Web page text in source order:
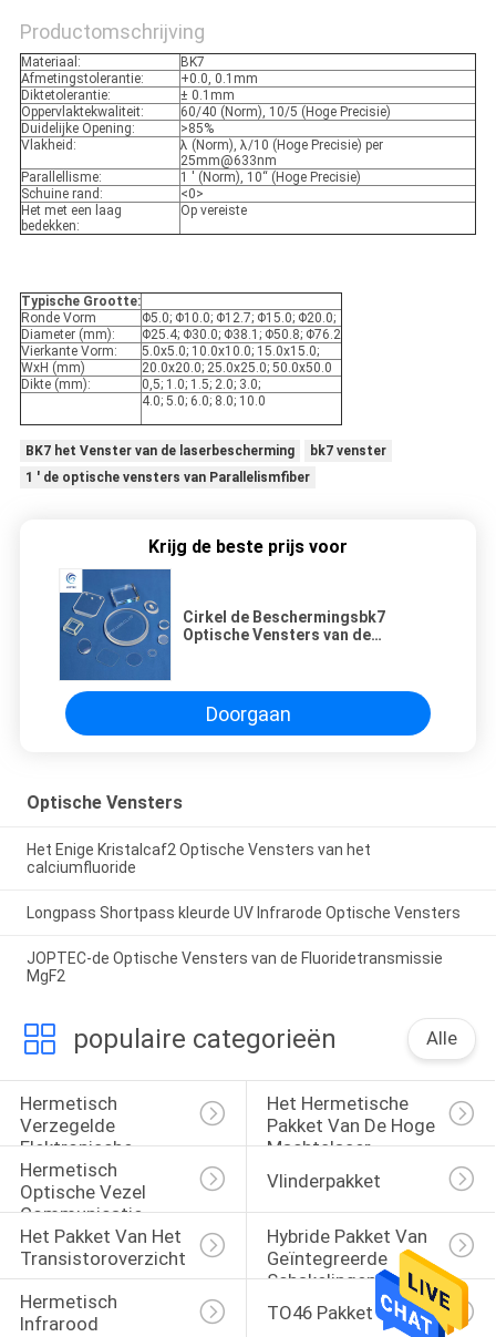
Productomschrijving
Materiaal:
BK7
Afmetingstolerantie:
+0.0, 0.1mm
Diktetolerantie:
± 0.1mm
Oppervlaktekwaliteit:
60/40 (Norm), 10/5 (Hoge Precisie)
Duidelijke Opening:
>85%
Vlakheid:
λ (Norm), λ/10 (Hoge Precisie) per
25mm@633nm
Parallellisme:
1 ' (Norm), 10“ (Hoge Precisie)
Schuine rand:
<0>
Het met een laag
bedekken:
Op vereiste
Typische Grootte:
Ronde Vorm
Φ5.0; Φ10.0; Φ12.7; Φ15.0; Φ20.0;
Diameter (mm):
Φ25.4; Φ30.0; Φ38.1; Φ50.8; Φ76.2
Vierkante Vorm:
5.0x5.0; 10.0x10.0; 15.0x15.0;
WxH (mm)
20.0x20.0; 25.0x25.0; 50.0x50.0
Dikte (mm):
0,5; 1.0; 1.5; 2.0; 3.0;
4.0; 5.0; 6.0; 8.0; 10.0
BK7 het Venster van de laserbescherming
bk7 venster
1 ' de optische vensters van Parallelismfiber
Krijg de beste prijs voor
Cirkel de Beschermingsbk7
Optische Vensters van de
Doorgaan
Optische Vensters
Het Enige Kristalcaf2 Optische Vensters van het
calciumfluoride
Longpass Shortpass kleurde UV Infrarode Optische Vensters
JOPTEC-de Optische Vensters van de Fluoridetransmissie
MgF2
populaire categorieën Alle
Hermetisch
Verzegelde
Elektronische
Pakketten
Het Hermetische
Pakket Van De Hoge
Machtslaser
Hermetisch
Optische Vezel
Communicatie
Pakket
Vlinderpakket
Het Pakket Van Het
Transistoroverzicht
Hybride Pakket Van
Geïntegreerde
Schakelingen
Hermetisch
Infrarood
TO46 Pakket